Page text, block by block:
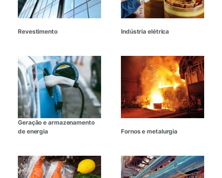
Revestimento Indústria elétrica
Geração e armazenamento
de energia
Fornos e metalurgia